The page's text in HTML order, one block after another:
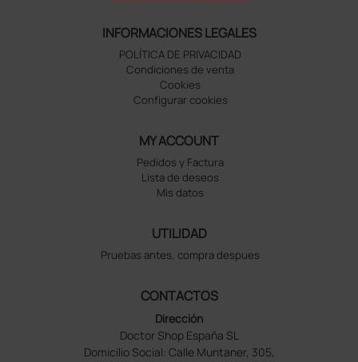
INFORMACIONES LEGALES
POLÍTICA DE PRIVACIDAD
Condiciones de venta
Cookies
Configurar cookies
MY ACCOUNT
Pedidos y Factura
Lista de deseos
Mis datos
UTILIDAD
Pruebas antes, compra despues
CONTACTOS
Dirección
Doctor Shop España SL
Domicilio Social: Calle Muntaner, 305,